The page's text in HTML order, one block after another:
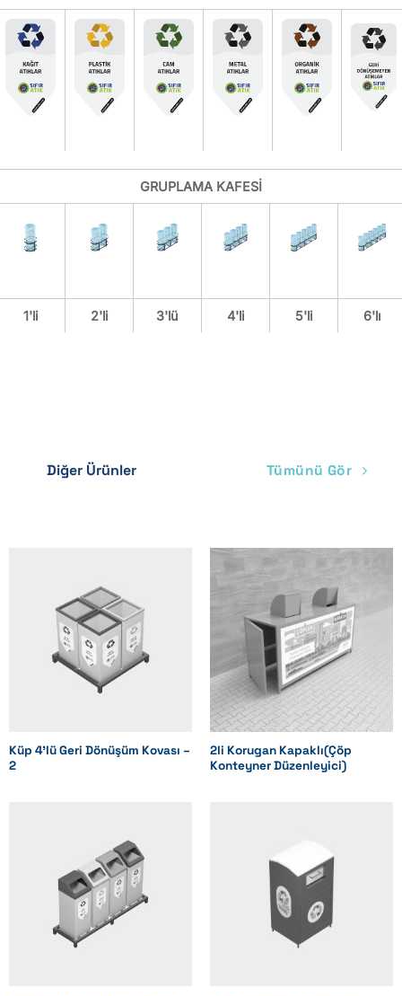
GRUPLAMA KAFESİ
1'li 2'li 3'lü 4'li 5'li 6'lı
Diğer Ürünler Tümünü Gör
Küp 4’lü Geri Dönüşüm Kovası –
2
2li Korugan Kapaklı(Çöp
Konteyner Düzenleyici)